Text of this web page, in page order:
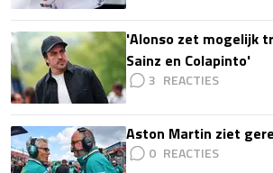
'Alonso zet mogelijk
Sainz en Colapinto'
3
Aston Martin ziet
0